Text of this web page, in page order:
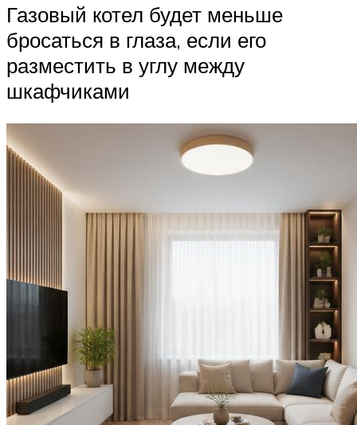
Газовый котел будет меньше
бросаться в глаза, если его
разместить в углу между
шкафчиками